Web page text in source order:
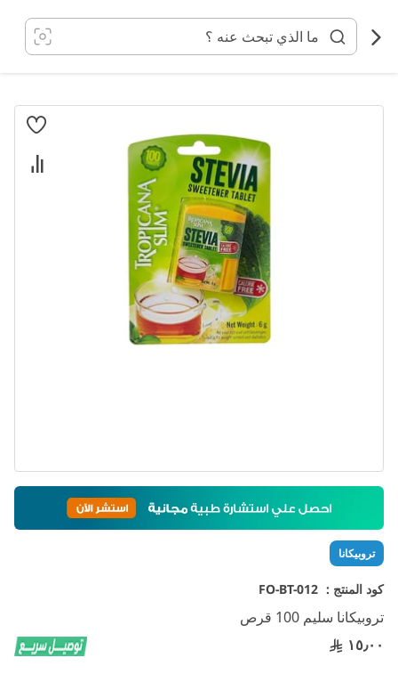
المحتوى
تروبيكانا
كود المنتج : FO-BT-012
تروبيكانا سليم 100 قرص
١٥٫٠٠
انتقل
تخطي
بداية
معرض
الصور